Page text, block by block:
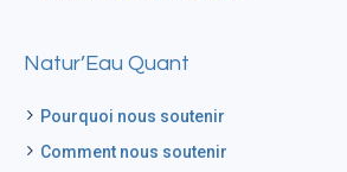
Natur’Eau Quant
Pourquoi nous soutenir
Comment nous soutenir